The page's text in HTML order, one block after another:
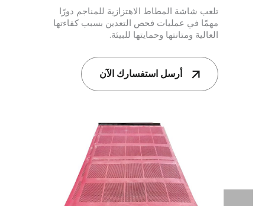
تلعب شاشة المطاط الاهتزازية للمناجم دورًا
مهمًا في عمليات فحص التعدين بسبب كفاءتها
العالية ومتانتها وحمايتها للبيئة.
أرسل استفسارك الآن